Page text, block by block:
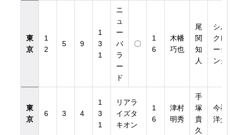
東
京
1
2
5 9
1
3
1
ニ
ュ
ー
バ
ラ
ー
ド
〇
1
6
木幡
巧也
尾
関
知
人
シル
クレ
ーシ
ング
東
京
6 3 4
1
3
1
リアラ
イズタ
キオン
1
6
津村
明秀
手
塚
貴
久
今福
洋介